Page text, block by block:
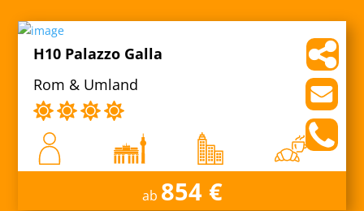
H10 Palazzo Galla
Rom & Umland
ab 854 €